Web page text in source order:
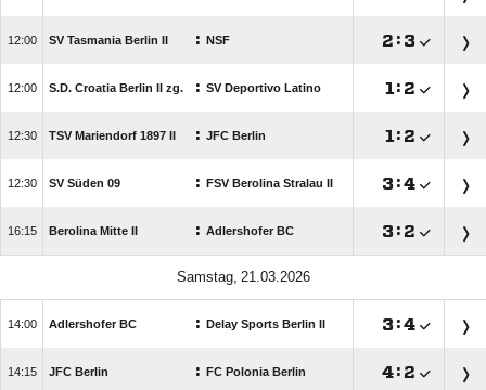
 SV Tasmania Berlin II : NSF  : 
 S.D. Croatia Berlin II zg. : SV Deportivo Latino  : 
 TSV Mariendorf 1897 II : JFC Berlin  : 
 SV Süden 09 : FSV Berolina Stralau II :
 Berolina Mitte II : Adlershofer BC : 
 
 Adlershofer BC : Delay Sports Berlin II :
 JFC Berlin : FC Polonia Berlin : 